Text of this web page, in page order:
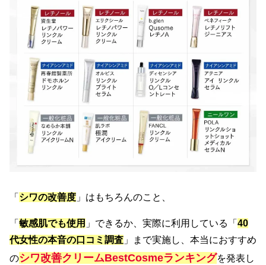
「 シワの改善度 」はもちろんのこと、
「 敏感肌でも使用 」できるか、実際に利用している「 40
代女性の本音の口コミ調査 」まで実施し、本当におすすめ
のシワ改善クリームBestCosmeランキングを発表し